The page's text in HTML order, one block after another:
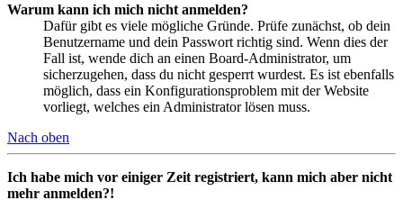
Warum kann ich mich nicht anmelden?
Dafür gibt es viele mögliche Gründe. Prüfe zunächst, ob dein
Benutzername und dein Passwort richtig sind. Wenn dies der
Fall ist, wende dich an einen Board-Administrator, um
sicherzugehen, dass du nicht gesperrt wurdest. Es ist ebenfalls
möglich, dass ein Konfigurationsproblem mit der Website
vorliegt, welches ein Administrator lösen muss.
Nach oben
Ich habe mich vor einiger Zeit registriert, kann mich aber nicht
mehr anmelden?!